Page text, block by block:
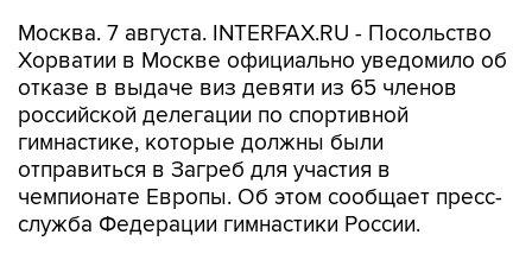
Москва. 7 августа. INTERFAX.RU - Посольство
Хорватии в Москве официально уведомило об
отказе в выдаче виз девяти из 65 членов
российской делегации по спортивной
гимнастике, которые должны были
отправиться в Загреб для участия в
чемпионате Европы. Об этом сообщает пресс-
служба Федерации гимнастики России.